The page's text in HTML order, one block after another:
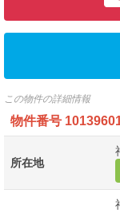
この物件の詳細情報
物件番号
所在地